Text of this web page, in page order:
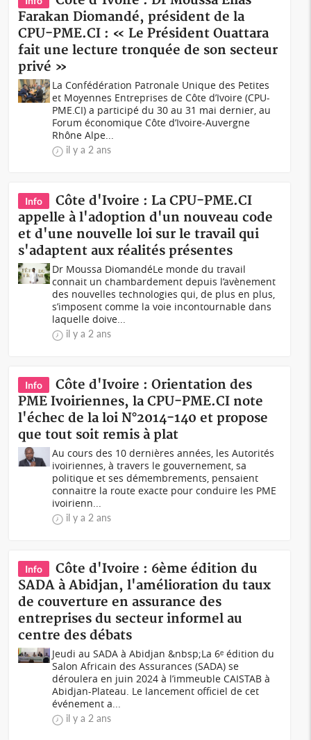
Farakan Diomandé, président de la
CPU-PME.CI : « Le Président Ouattara
fait une lecture tronquée de son secteur
privé »
La Confédération Patronale Unique des Petites
et Moyennes Entreprises de Côte d’Ivoire (CPU-
PME.CI) a participé du 30 au 31 mai dernier, au
Forum économique Côte d’Ivoire-Auvergne
Rhône Alpe...
il y a 2 ans
Info
Côte d'Ivoire : La CPU-PME.CI
appelle à l'adoption d'un nouveau code
et d'une nouvelle loi sur le travail qui
s'adaptent aux réalités présentes
Dr Moussa DiomandéLe monde du travail
connait un chambardement depuis l’avènement
des nouvelles technologies qui, de plus en plus,
s’imposent comme la voie incontournable dans
laquelle doive...
il y a 2 ans
Info
Côte d'Ivoire : Orientation des
PME Ivoiriennes, la CPU-PME.CI note
l'échec de la loi N°2014-140 et propose
que tout soit remis à plat
Au cours des 10 dernières années, les Autorités
ivoiriennes, à travers le gouvernement, sa
politique et ses démembrements, pensaient
connaitre la route exacte pour conduire les PME
ivoirienn...
il y a 2 ans
Info
Côte d'Ivoire : 6ème édition du
SADA à Abidjan, l'amélioration du taux
de couverture en assurance des
entreprises du secteur informel au
centre des débats
Jeudi au SADA à Abidjan &nbsp;La 6ᵉ édition du
Salon Africain des Assurances (SADA) se
déroulera en juin 2024 à l’immeuble CAISTAB à
Abidjan-Plateau. Le lancement officiel de cet
événement a...
il y a 2 ans